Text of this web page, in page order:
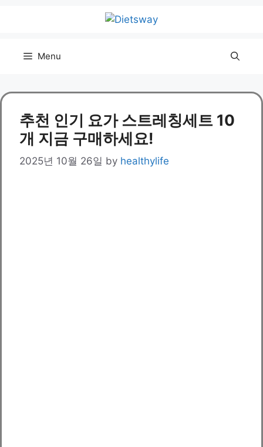
Menu
추천 인기 요가 스트레칭세트 10
개 지금 구매하세요!
2025년 10월 26일 by healthylife